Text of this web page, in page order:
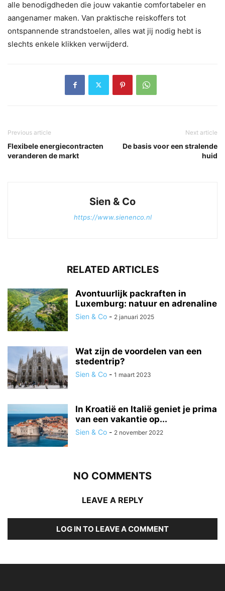
alle benodigdheden die jouw vakantie comfortabeler en
aangenamer maken. Van praktische reiskoffers tot
ontspannende strandstoelen, alles wat jij nodig hebt is
slechts enkele klikken verwijderd.
Previous article
Flexibele energiecontracten
veranderen de markt
Next article
De basis voor een stralende
huid
Sien & Co
https://www.sienenco.nl
RELATED ARTICLES
Avontuurlijk packraften in
Luxemburg: natuur en adrenaline
Sien & Co - 2 januari 2025
Wat zijn de voordelen van een
stedentrip?
Sien & Co - 1 maart 2023
In Kroatië en Italië geniet je prima
van een vakantie op...
Sien & Co - 2 november 2022
NO COMMENTS
LEAVE A REPLY
LOG IN TO LEAVE A COMMENT